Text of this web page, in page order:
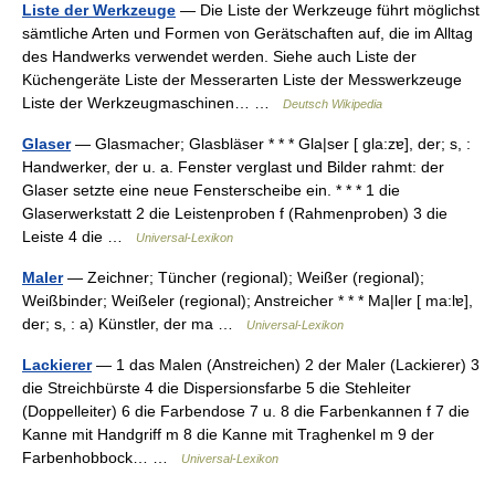
Liste der Werkzeuge — Die Liste der Werkzeuge führt möglichst
sämtliche Arten und Formen von Gerätschaften auf, die im Alltag
des Handwerks verwendet werden. Siehe auch Liste der
Küchengeräte Liste der Messerarten Liste der Messwerkzeuge
Liste der Werkzeugmaschinen… …
Deutsch Wikipedia
Glaser— Glasmacher; Glasbläser * * * Gla|ser [ gla:zɐ], der; s, :
Handwerker, der u. a. Fenster verglast und Bilder rahmt: der
Glaser setzte eine neue Fensterscheibe ein. * * * 1 die
Glaserwerkstatt 2 die Leistenproben f (Rahmenproben) 3 die
Leiste 4 die …
Universal-Lexikon
Maler— Zeichner; Tüncher (regional); Weißer (regional);
Weißbinder; Weißeler (regional); Anstreicher * * * Ma|ler [ ma:lɐ],
der; s, : a) Künstler, der ma …
Universal-Lexikon
Lackierer— 1 das Malen (Anstreichen) 2 der Maler (Lackierer) 3
die Streichbürste 4 die Dispersionsfarbe 5 die Stehleiter
(Doppelleiter) 6 die Farbendose 7 u. 8 die Farbenkannen f 7 die
Kanne mit Handgriff m 8 die Kanne mit Traghenkel m 9 der
Farbenhobbock… …
Universal-Lexikon